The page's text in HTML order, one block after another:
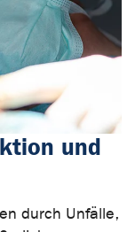
und
durch Unfälle,